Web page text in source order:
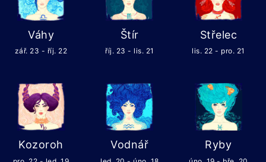
Váhy
zář. 23 - říj. 22
Štír
říj. 23 - lis. 21
Střelec
lis. 22 - pro. 21
Kozoroh Vodnář Ryby